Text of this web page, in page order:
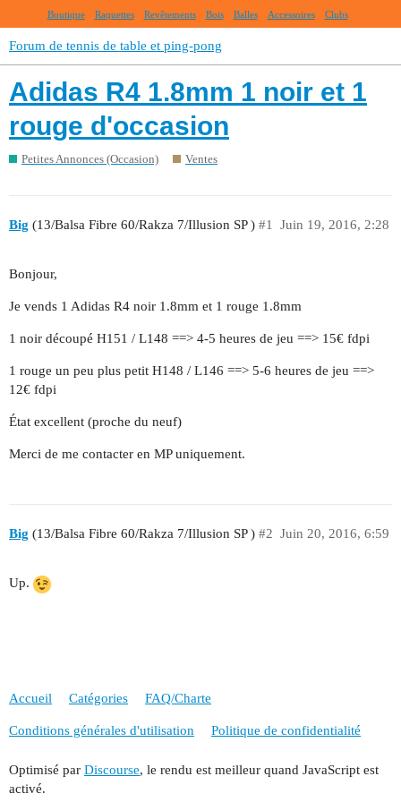
Boutique Raquettes Revêtements Bois Balles Accessoires Clubs
Forum de tennis de table et ping-pong
Adidas R4 1.8mm 1 noir et 1
rouge d'occasion
Petites Annonces (Occasion) Ventes
Big (13/Balsa Fibre 60/Rakza 7/Illusion SP ) Juin 19, 2016, 2:28
#1
Bonjour,
Je vends 1 Adidas R4 noir 1.8mm et 1 rouge 1.8mm
1 noir découpé H151 / L148 ==> 4-5 heures de jeu ==> 15€ fdpi
1 rouge un peu plus petit H148 / L146 ==> 5-6 heures de jeu ==>
12€ fdpi
État excellent (proche du neuf)
Merci de me contacter en MP uniquement.
Big (13/Balsa Fibre 60/Rakza 7/Illusion SP ) Juin 20, 2016, 6:59
#2
Up.
Accueil Catégories FAQ/Charte
Conditions générales d'utilisation Politique de confidentialité
Optimisé par Discourse, le rendu est meilleur quand JavaScript est
activé.